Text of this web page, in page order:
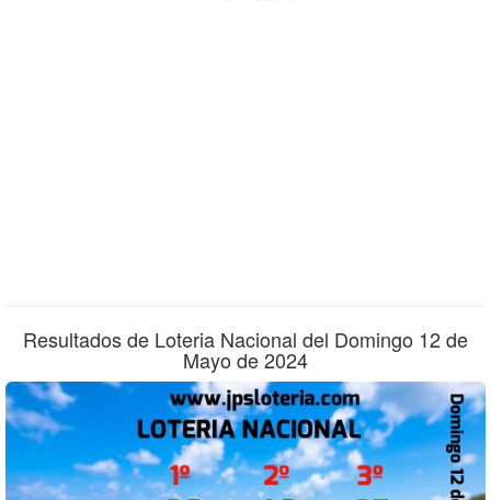
Resultados de Loteria Nacional del Domingo 12 de
Mayo de 2024